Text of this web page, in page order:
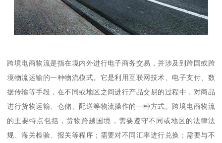
跨境电商物流是指在境内外进行电子商务交易，并涉及到跨国或跨
境物流运输的一种物流模式。它是利用互联网技术、电子支付、数
据传输等手段，在不同或地区之间进行产品交易的过程中，对商品
进行货物运输、仓储、配送等物流操作的一种方式。跨境电商物流
的主要特点包括，货物跨越国境，需要遵守不同或地区的法律法
规、海关检验、报关等程序；需要对不同汇率进行兑换；需要与不